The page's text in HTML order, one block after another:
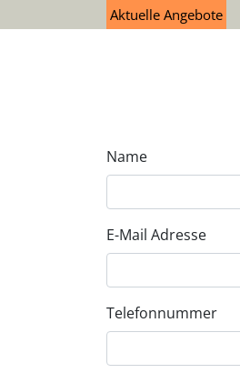
Aktuelle Angebote
Name
E-Mail Adresse
Telefonnummer